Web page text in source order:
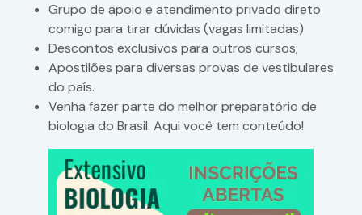
Grupo de apoio e atendimento privado direto
comigo para tirar dúvidas (vagas limitadas)
Descontos exclusivos para outros cursos;
Apostilões para diversas provas de vestibulares
do país.
Venha fazer parte do melhor preparatório de
biologia do Brasil. Aqui você tem conteúdo!